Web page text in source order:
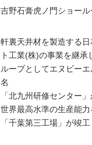
吉野石膏虎ノ門ショール
軒裏天井材を製造する日
ト工業(株)の事業を継承
ループとしてエヌビー
名
「北九州研修センター
世界最高水準の生産能力
「千葉第三工場」が竣工